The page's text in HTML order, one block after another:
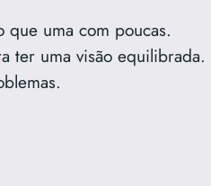
que uma com poucas.
ter uma visão equilibrada.